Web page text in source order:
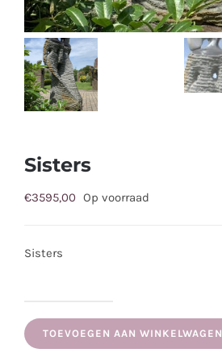
Sisters
€3595,00 Op voorraad
Sisters
aantal
TOEVOEGEN AAN WINKELWAGEN